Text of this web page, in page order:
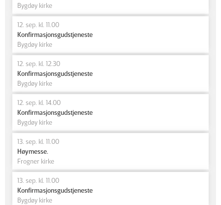
Bygdøy kirke
12. sep. kl. 11.00
Konfirmasjonsgudstjeneste
Bygdøy kirke
12. sep. kl. 12.30
Konfirmasjonsgudstjeneste
Bygdøy kirke
12. sep. kl. 14.00
Konfirmasjonsgudstjeneste
Bygdøy kirke
13. sep. kl. 11.00
Høymesse.
Frogner kirke
13. sep. kl. 11.00
Konfirmasjonsgudstjeneste
Bygdøy kirke